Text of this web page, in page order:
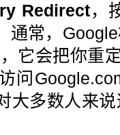
Redirect，
通常，
它会把你重
问
大多数人来